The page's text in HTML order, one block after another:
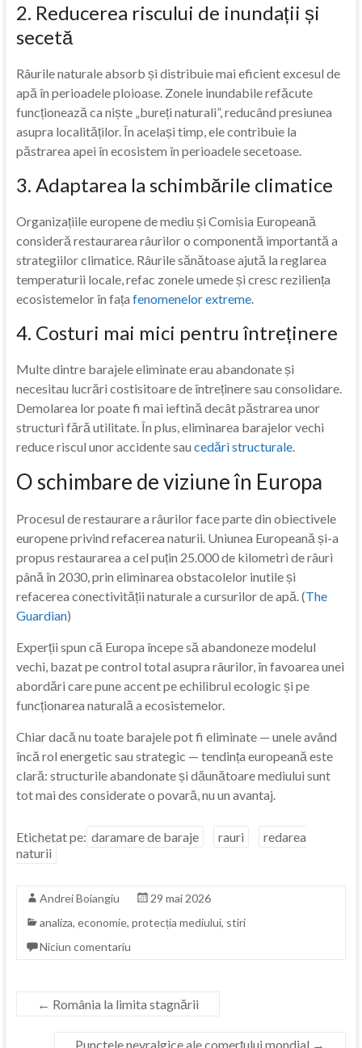
2. Reducerea riscului de inundații și
secetă
Râurile naturale absorb și distribuie mai eficient excesul de
apă în perioadele ploioase. Zonele inundabile refăcute
funcționează ca niște „bureți naturali”, reducând presiunea
asupra localităților. În același timp, ele contribuie la
păstrarea apei în ecosistem în perioadele secetoase.
3. Adaptarea la schimbările climatice
Organizațiile europene de mediu și Comisia Europeană
consideră restaurarea râurilor o componentă importantă a
strategiilor climatice. Râurile sănătoase ajută la reglarea
temperaturii locale, refac zonele umede și cresc reziliența
ecosistemelor în fața fenomenelor extreme.
4. Costuri mai mici pentru întreținere
Multe dintre barajele eliminate erau abandonate și
necesitau lucrări costisitoare de întreținere sau consolidare.
Demolarea lor poate fi mai ieftină decât păstrarea unor
structuri fără utilitate. În plus, eliminarea barajelor vechi
reduce riscul unor accidente sau cedări structurale.
O schimbare de viziune în Europa
Procesul de restaurare a râurilor face parte din obiectivele
europene privind refacerea naturii. Uniunea Europeană și-a
propus restaurarea a cel puțin 25.000 de kilometri de râuri
până în 2030, prin eliminarea obstacolelor inutile și
refacerea conectivității naturale a cursurilor de apă. (The
Guardian)
Experții spun că Europa începe să abandoneze modelul
vechi, bazat pe control total asupra râurilor, în favoarea unei
abordări care pune accent pe echilibrul ecologic și pe
funcționarea naturală a ecosistemelor.
Chiar dacă nu toate barajele pot fi eliminate — unele având
încă rol energetic sau strategic — tendința europeană este
clară: structurile abandonate și dăunătoare mediului sunt
tot mai des considerate o povară, nu un avantaj.
Etichetat pe: daramare de baraje rauri
redarea
naturii
Andrei Boiangiu
29 mai 2026
analiza, economie, protecția mediului, stiri
Niciun comentariu
← România la limita stagnării
Punctele nevralgice ale comerțului mondial →